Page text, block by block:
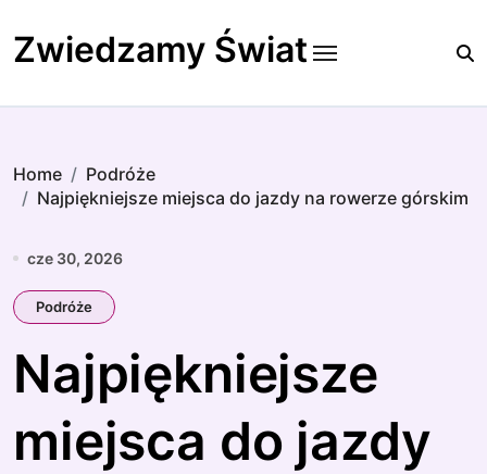
to
content
Zwiedzamy Świat
Home
Podróże
Najpiękniejsze miejsca do jazdy na rowerze górskim
cze 30, 2026
Podróże
Najpiękniejsze
miejsca do jazdy